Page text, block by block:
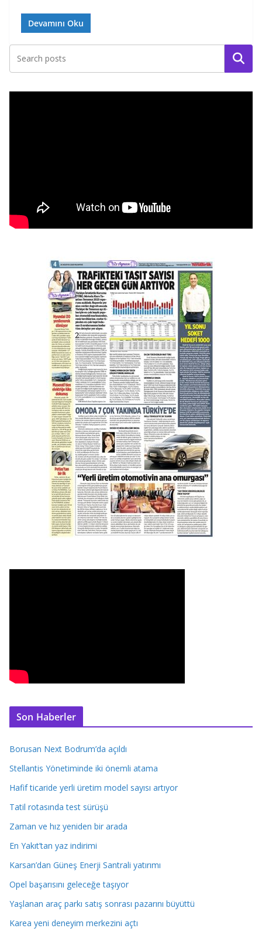
Devamını Oku
Ara
Son Haberler
Borusan Next Bodrum’da açıldı
Stellantis Yönetiminde iki önemli atama
Hafif ticaride yerli üretim model sayısı artıyor
Tatil rotasında test sürüşü
Zaman ve hız yeniden bir arada
En Yakıt’tan yaz indirimi
Karsan’dan Güneş Enerji Santrali yatırımı
Opel başarısını geleceğe taşıyor
Yaşlanan araç parkı satış sonrası pazarını büyüttü
Karea yeni deneyim merkezini açtı